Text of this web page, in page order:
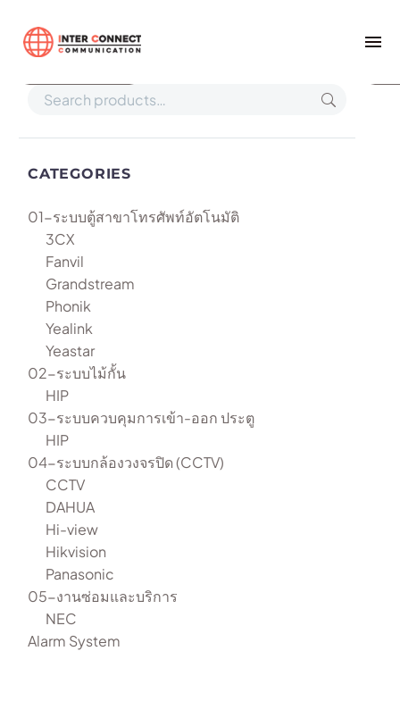
Home
CATEGORIES
01-ระบบตู้สาขาโทรศัพท์อัตโนมัติ
3CX
Fanvil
Grandstream
Phonik
Yealink
Yeastar
02-ระบบไม้กั้น
HIP
03-ระบบควบคุมการเข้า-ออก ประตู
HIP
04-ระบบกล้องวงจรปิด (CCTV)
CCTV
DAHUA
Hi-view
Hikvision
Panasonic
05-งานซ่อมและบริการ
NEC
Alarm System